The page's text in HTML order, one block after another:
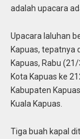
adalah upacara
Upacara laluhan
Kapuas, tepatnya
Kapuas, Rabu
Kota Kapuas ke
Kabupaten
Kuala Kapuas.
Tiga buah kapal